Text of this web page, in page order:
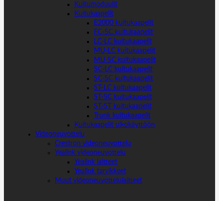
Kuitumoduulit
Kuitukaapelit
E2000 kuitukaapelit
FC-SC kuitukaapelit
LC-LC kuitukaapelit
MU-LC kuitukaapelit
MU-SC kuitukaapelit
SC-LC kuitukaapelit
SC-SC kuitukaapelit
ST-LC kuitukaapelit
ST-SC kuitukaapelit
ST-ST kuitukaapelit
Trunk kuitukaapelit
Kuitukaapelit ulkokäyttöön
Videoneuvottelu
Crestron videoneuvottelu
Yealink videoneuvottelu
Yealink laitteet
Yealink tarvikkeet
Muut videoneuvottelulaitteet